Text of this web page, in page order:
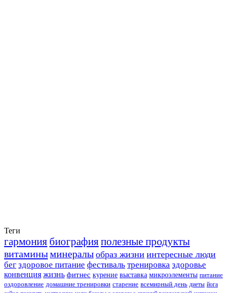
Теги
гармония биографияполезные продукты
витаминыминералы образ жизни интересные люди
бег здоровое питание фестиваль тренировка здоровье
конвенция жизнь фитнес курение выставка микроэлементы питание
оздоровление домашние тренировки старение всемирный день диеты йога